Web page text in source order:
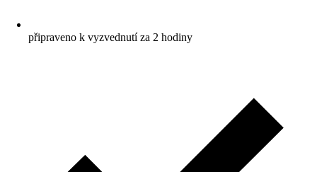
připraveno k vyzvednutí za 2 hodiny